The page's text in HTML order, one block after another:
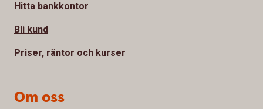
Hitta bankkontor
Bli kund
Priser, räntor och kurser
Om oss